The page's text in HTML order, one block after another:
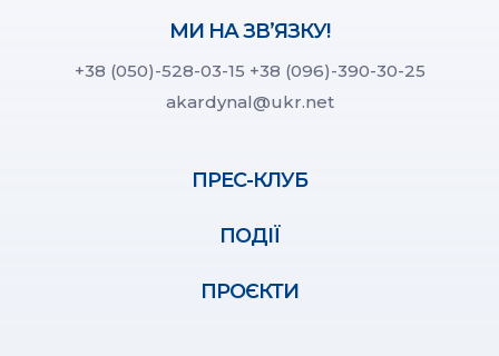
МИ НА ЗВ’ЯЗКУ!
+38 (050)-528-03-15 +38 (096)-390-30-25
akardynal@ukr.net
ПРЕС-КЛУБ
ПОДІЇ
ПРОЄКТИ